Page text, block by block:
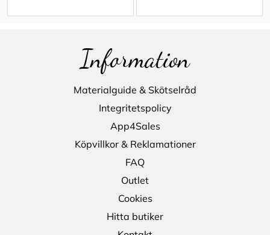
Information
Materialguide & Skötselråd
Integritetspolicy
App4Sales
Köpvillkor & Reklamationer
FAQ
Outlet
Cookies
Hitta butiker